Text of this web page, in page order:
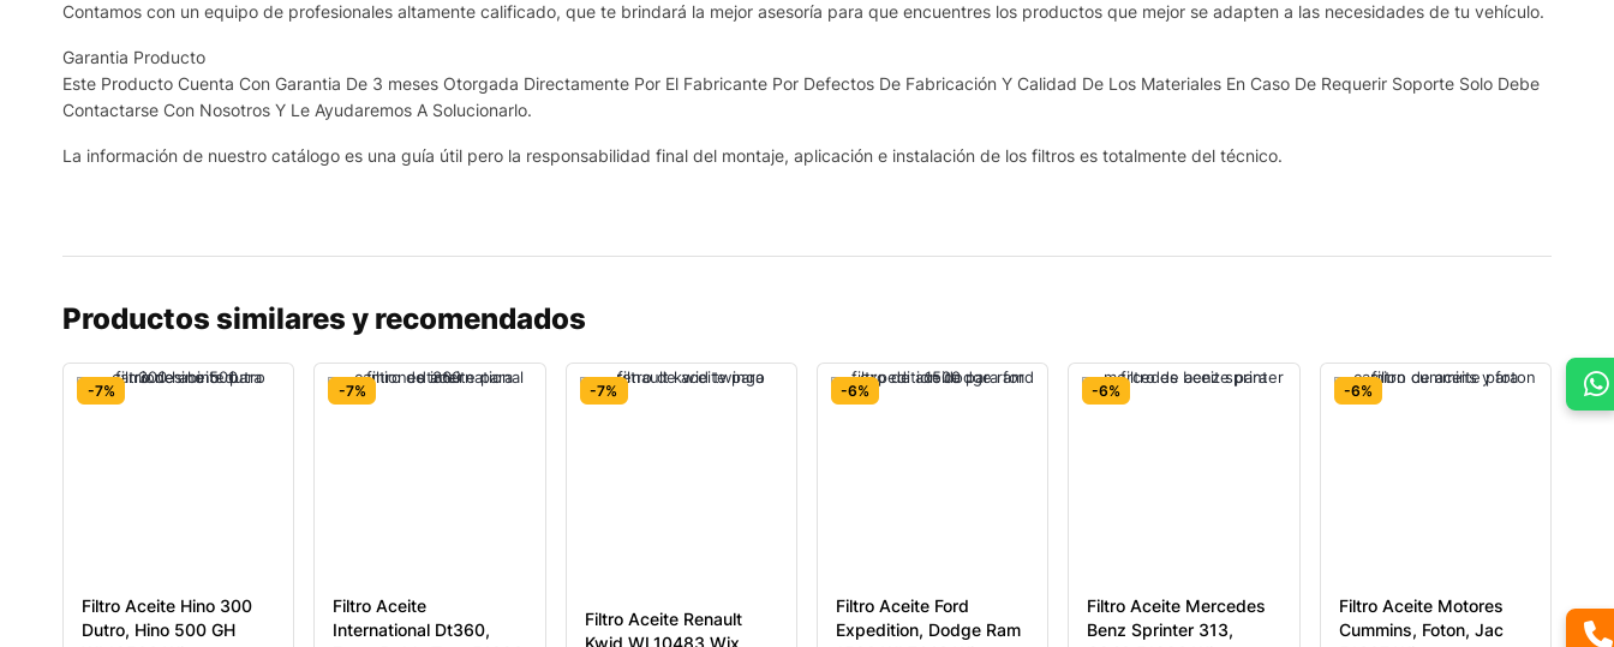
Contamos con un equipo de profesionales altamente calificado, que te brindará la mejor asesoría para que encuentres los productos que mejor se adapten a las necesidades de tu vehículo.
Garantia Producto
Este Producto Cuenta Con Garantia De 3 meses Otorgada Directamente Por El Fabricante Por Defectos De Fabricación Y Calidad De Los Materiales En Caso De Requerir Soporte Solo Debe
Contactarse Con Nosotros Y Le Ayudaremos A Solucionarlo.
La información de nuestro catálogo es una guía útil pero la responsabilidad final del montaje, aplicación e instalación de los filtros es totalmente del técnico.
Productos similares y recomendados
-7%
Filtro Aceite Hino 300
Dutro, Hino 500 GH
-7%
Filtro Aceite
International Dt360,
-7%
Filtro Aceite Renault
Kwid WL10483 Wix
-6%
Filtro Aceite Ford
Expedition, Dodge Ram
-6%
Filtro Aceite Mercedes
Benz Sprinter 313,
-6%
Filtro Aceite Motores
Cummins, Foton, Jac